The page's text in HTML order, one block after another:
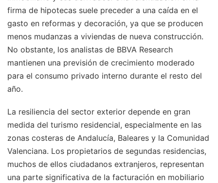
firma de hipotecas suele preceder a una caída en el
gasto en reformas y decoración, ya que se producen
menos mudanzas a viviendas de nueva construcción.
No obstante, los analistas de BBVA Research
mantienen una previsión de crecimiento moderado
para el consumo privado interno durante el resto del
año.
La resiliencia del sector exterior depende en gran
medida del turismo residencial, especialmente en las
zonas costeras de Andalucía, Baleares y la Comunidad
Valenciana. Los propietarios de segundas residencias,
muchos de ellos ciudadanos extranjeros, representan
una parte significativa de la facturación en mobiliario